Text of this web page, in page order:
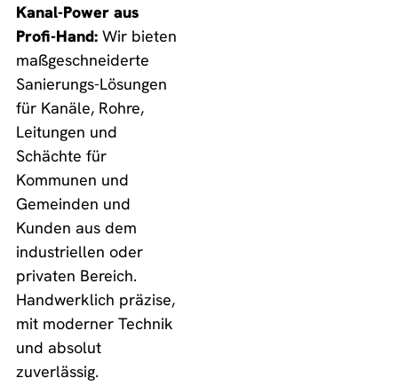
Kanal-Power aus
Profi-Hand: Wir bieten
maßgeschneiderte
Sanierungs-Lösungen
für Kanäle, Rohre,
Leitungen und
Schächte für
Kommunen und
Gemeinden und
Kunden aus dem
industriellen oder
privaten Bereich.
Handwerklich präzise,
mit moderner Technik
und absolut
zuverlässig.